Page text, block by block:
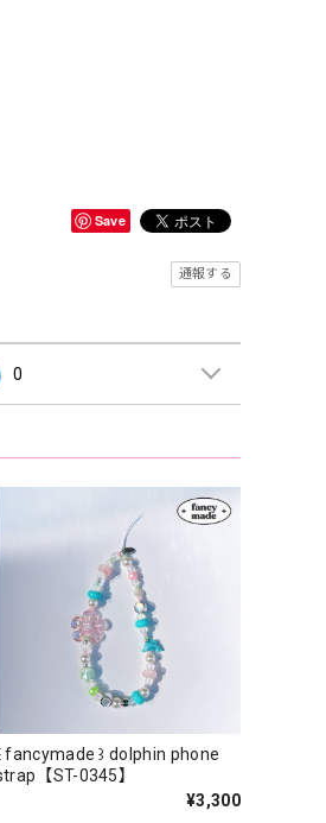
Save
通報する
0
fancymade ꒱ dolphin phone
【ST-0345】
¥3,300